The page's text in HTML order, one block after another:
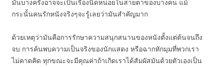
มันบางครั้งอาจจะเป็นเรื่องนิดหน่อยในสายตาของบางคน แม้
กระนั้นคนรักหนังจริงๆจะรู้เลยว่ามันสำคัญมาก
ด้วยเหตุว่ามันคือการรักษาความสนุกสนานของหนังตั้งแต่ต้นจนถึง
จบ การค้นพบความเป็นจริงของนักแสดง หรือฉากหักมุมที่พวกเรา
ไม่คาดคิด ทุกขณะจะมีคุณค่าถ้าเกิดเราได้สัมผัสมันด้วยตัวเองเป็น